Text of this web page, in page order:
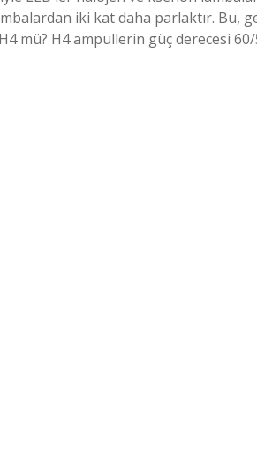
iki kat daha parlaktır. Bu,
mü? H4 ampullerin güç derecesi